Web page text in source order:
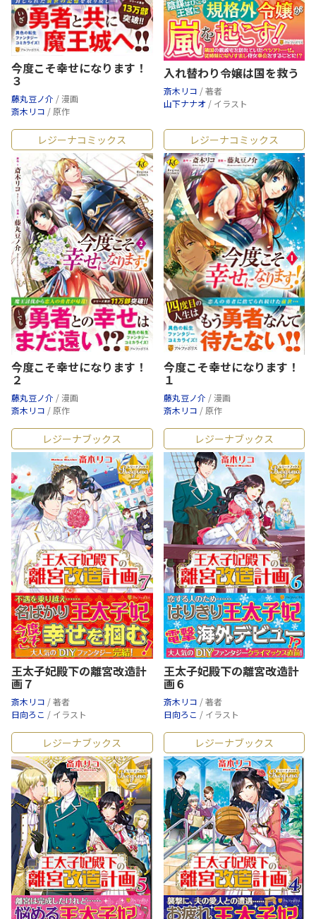
今度こそ幸せになります！
３
藤丸豆ノ介 / 漫画
斎木リコ / 原作
入れ替わり令嬢は国を救う
斎木リコ / 著者
山下ナナオ / イラスト
レジーナコミックス
今度こそ幸せになります！
２
藤丸豆ノ介 / 漫画
斎木リコ / 原作
レジーナコミックス
今度こそ幸せになります！
１
藤丸豆ノ介 / 漫画
斎木リコ / 原作
レジーナブックス
王太子妃殿下の離宮改造計
画７
斎木リコ / 著者
日向ろこ / イラスト
レジーナブックス
王太子妃殿下の離宮改造計
画６
斎木リコ / 著者
日向ろこ / イラスト
レジーナブックス レジーナブックス